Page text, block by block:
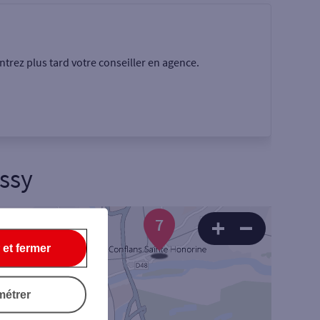
Rechercher
plus tard votre conseiller en agence.
7
fermer